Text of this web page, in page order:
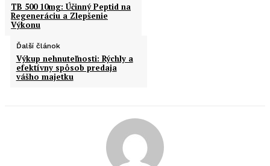
TB 500 10mg: Účinný Peptid na
Regeneráciu a Zlepšenie
Výkonu
Ďalší článok
Výkup nehnuteľnosti: Rýchly a
efektívny spôsob predaja
vášho majetku